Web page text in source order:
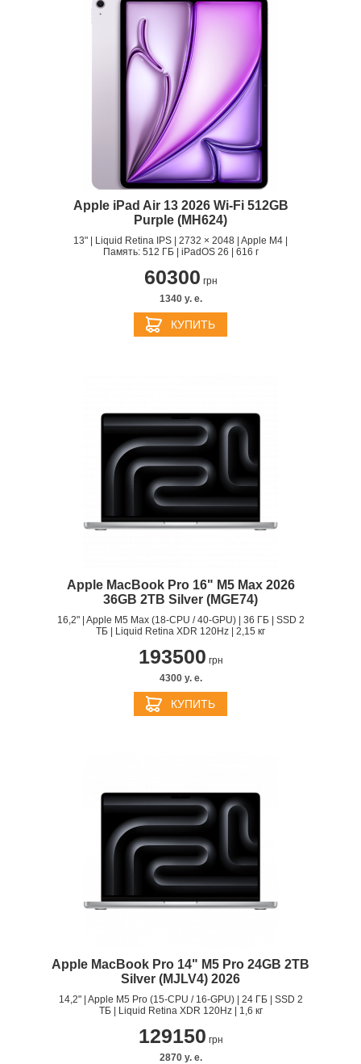
Apple iPad Air 13 2026 Wi‑Fi 512GB
Purple (MH624)
13" | Liquid Retina IPS | 2732 × 2048 | Apple M4 |
Память: 512 ГБ | iPadOS 26 | 616 г
60300 грн
1340 y. e.
КУПИТЬ
Apple MacBook Pro 16" M5 Max 2026
36GB 2TB Silver (MGE74)
16,2" | Apple M5 Max (18-CPU / 40-GPU) | 36 ГБ | SSD 2
ТБ | Liquid Retina XDR 120Hz | 2,15 кг
193500 грн
4300 y. e.
КУПИТЬ
Apple MacBook Pro 14" M5 Pro 24GB 2TB
Silver (MJLV4) 2026
14,2" | Apple M5 Pro (15-CPU / 16-GPU) | 24 ГБ | SSD 2
ТБ | Liquid Retina XDR 120Hz | 1,6 кг
129150 грн
2870 y. e.